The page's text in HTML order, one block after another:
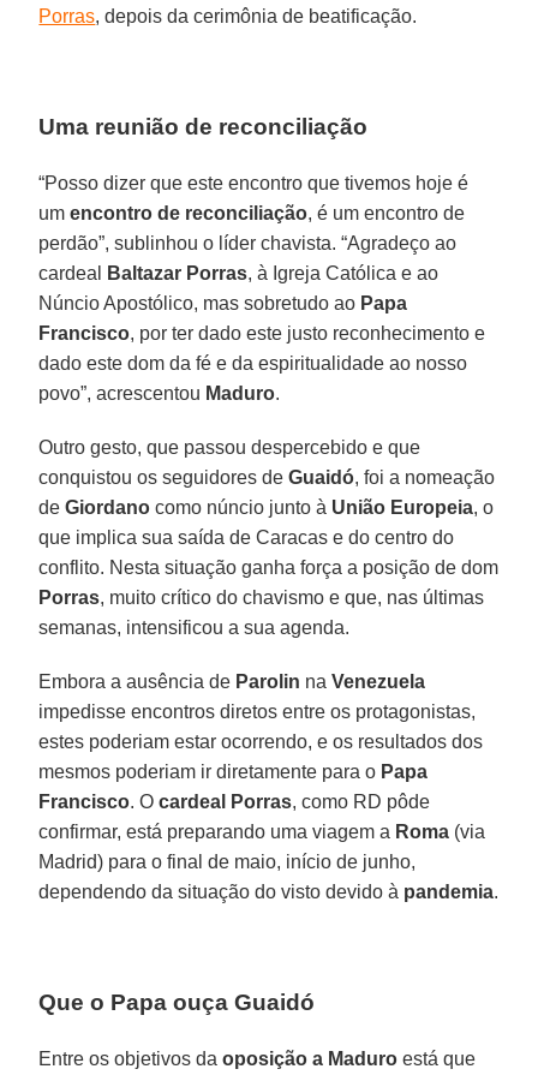
Porras, depois da cerimônia de beatificação.
Uma reunião de reconciliação
“Posso dizer que este encontro que tivemos hoje é
umencontro de reconciliação, é um encontro de
perdão”, sublinhou o líder chavista. “Agradeço ao
cardeal
Baltazar Porras, à Igreja Católica e ao
Núncio Apostólico, mas sobretudo ao Papa
Francisco, por ter dado este justo reconhecimento e
dado este dom da fé e da espiritualidade ao nosso
povo”, acrescentou Maduro.
Outro gesto, que passou despercebido e que
conquistou os seguidores deGuaidó, foi a nomeação
deGiordano como núncio junto à União Europeia, o
que implica sua saída de Caracas e do centro do
conflito. Nesta situação ganha força a posição de dom
Porras, muito crítico do chavismo e que, nas últimas
semanas, intensificou a sua agenda.
Embora a ausência de Parolin naVenezuela
impedisse encontros diretos entre os protagonistas,
estes poderiam estar ocorrendo, e os resultados dos
mesmos poderiam ir diretamente para o Papa
Francisco. Ocardeal Porras, como RD pôde
confirmar, está preparando uma viagem a Roma (via
Madrid) para o final de maio, início de junho,
dependendo da situação do visto devido à pandemia.
Que o Papa ouça Guaidó
Entre os objetivos daoposição a Maduro está que